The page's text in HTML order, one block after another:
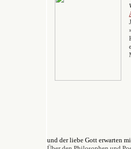
und der liebe Gott erwarten